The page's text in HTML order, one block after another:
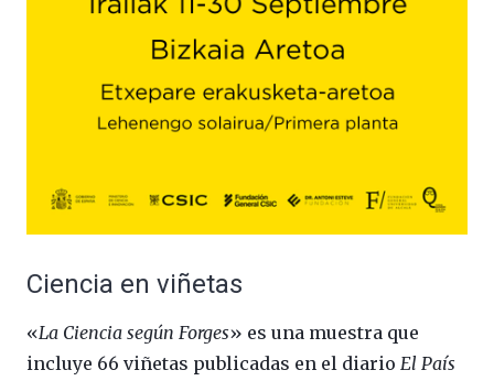
Ciencia en viñetas
«La Ciencia según Forges» es una muestra que
incluye 66 viñetas publicadas en el diario El País